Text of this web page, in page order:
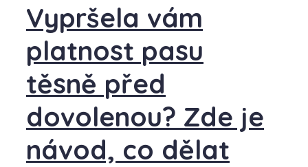
Vypršela vám
platnost pasu
těsně před
dovolenou? Zde je
návod, co dělat